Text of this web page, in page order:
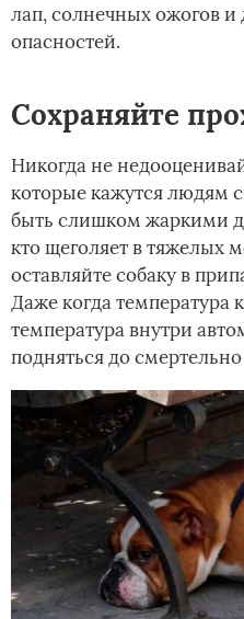
лап, солнечных ожогов и
опасностей.
Сохраняйте
Никогда не
которые кажутся людям
быть слишком жаркими
кто щеголяет в тяжелых
оставляйте собаку в
Даже когда температура
температура внутри
подняться до